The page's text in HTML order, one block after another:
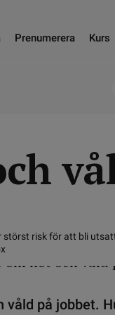
Prenumerera Kurs
störst risk för att bli
våld på jobbet.